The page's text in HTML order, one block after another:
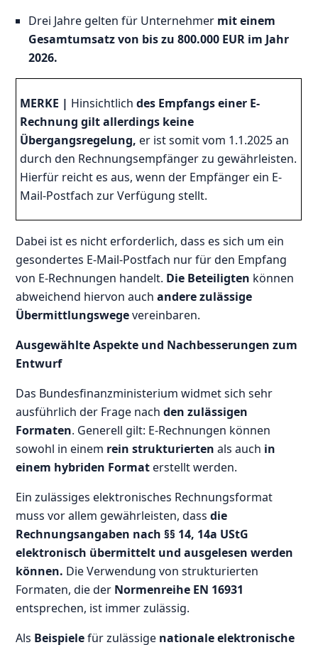
Drei Jahre gelten für Unternehmer mit einem
Gesamtumsatz von bis zu 800.000 EUR im Jahr
2026.
MERKE | Hinsichtlichdes Empfangs einer E-
Rechnung gilt allerdings keine
Übergangsregelung, er ist somit vom 1.1.2025 an
durch den Rechnungsempfänger zu gewährleisten.
Hierfür reicht es aus, wenn der Empfänger ein E-
Mail-Postfach zur Verfügung stellt.
Dabei ist es nicht erforderlich, dass es sich um ein
gesondertes E-Mail-Postfach nur für den Empfang
von E-Rechnungen handelt. Die Beteiligten können
abweichend hiervon auchandere zulässige
Übermittlungswegevereinbaren.
Ausgewählte Aspekte und Nachbesserungen zum
Entwurf
Das Bundesfinanzministerium widmet sich sehr
ausführlich der Frage nachden zulässigen
Formaten. Generell gilt: E-Rechnungen können
sowohl in einem rein strukturierten als auch in
einem hybriden Formaterstellt werden.
Ein zulässiges elektronisches Rechnungsformat
muss vor allem gewährleisten, dassdie
Rechnungsangaben nach §§ 14, 14a UStG
elektronisch übermittelt und ausgelesen werden
können. Die Verwendung von strukturierten
Formaten, die der Normenreihe EN 16931
entsprechen, ist immer zulässig.
Als Beispielefür zulässige nationale elektronische